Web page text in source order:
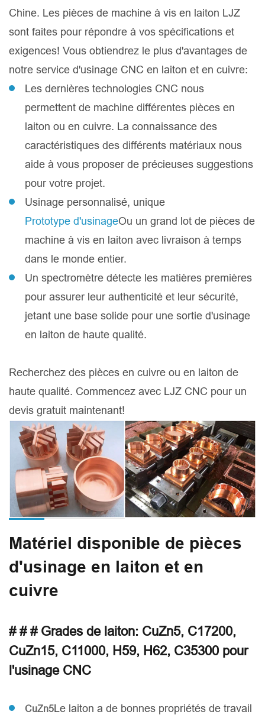
Chine. Les pièces de machine à vis en laiton LJZ
sont faites pour répondre à vos spécifications et
exigences! Vous obtiendrez le plus d'avantages de
notre service d'usinage CNC en laiton et en cuivre:
Les dernières technologies CNC nous
permettent de machine différentes pièces en
laiton ou en cuivre. La connaissance des
caractéristiques des différents matériaux nous
aide à vous proposer de précieuses suggestions
pour votre projet.
Usinage personnalisé, unique
Prototype d'usinageOu un grand lot de pièces de
machine à vis en laiton avec livraison à temps
dans le monde entier.
Un spectromètre détecte les matières premières
pour assurer leur authenticité et leur sécurité,
jetant une base solide pour une sortie d'usinage
en laiton de haute qualité.
Recherchez des pièces en cuivre ou en laiton de
haute qualité. Commencez avec LJZ CNC pour un
devis gratuit maintenant!
Matériel disponible de pièces
d'usinage en laiton et en
cuivre
# # # Grades de laiton: CuZn5, C17200,
CuZn15, C11000, H59, H62, C35300 pour
l'usinage CNC
CuZn5Le laiton a de bonnes propriétés de travail